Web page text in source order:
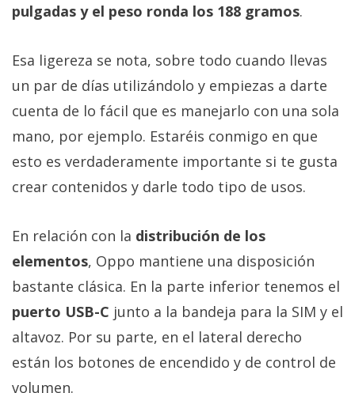
pulgadas y el peso ronda los 188 gramos.
Esa ligereza se nota, sobre todo cuando llevas
un par de días utilizándolo y empiezas a darte
cuenta de lo fácil que es manejarlo con una sola
mano, por ejemplo. Estaréis conmigo en que
esto es verdaderamente importante si te gusta
crear contenidos y darle todo tipo de usos.
En relación con la distribución de los
elementos, Oppo mantiene una disposición
bastante clásica. En la parte inferior tenemos el
puerto USB-C junto a la bandeja para la SIM y el
altavoz. Por su parte, en el lateral derecho
están los botones de encendido y de control de
volumen.